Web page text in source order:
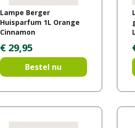
Lampe Berger
Huisparfum 1L Orange
Cinnamon
€ 29,95
Bestel nu